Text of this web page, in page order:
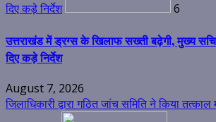
दिए कड़े निर्देश 6
उत्तराखंड में ड्रग्स के खिलाफ सख्ती बढ़ेगी, मुख्य
दिए कड़े निर्देश
August 7, 2026
जिलाधिकारी द्वारा गठित जांच समिति ने किया